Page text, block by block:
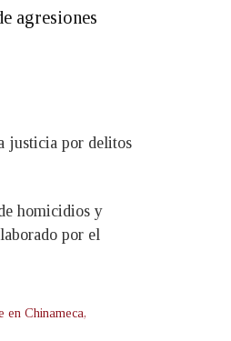
agresiones
justicia por delitos
homicidios y
por el
Chinameca,